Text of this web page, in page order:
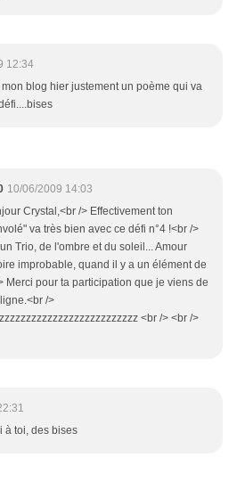
12:34
blog hier justement un poème qui va
10/06/2009 14:03
Crystal,<br /> Effectivement ton
va très bien avec ce défi n°4 !<br />
Trio, de l'ombre et du soleil... Amour
improbable, quand il y a un élément de
Merci pour ta participation que je viens de
/>
<br /> <br />
à toi, des bises